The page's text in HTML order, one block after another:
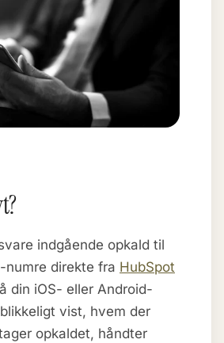
indgående opkald til
numre direkte fra HubSpot
din iOS- eller Android-
vist, hvem der
opkaldet, håndter